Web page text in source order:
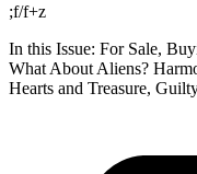
;f/f+z
In this Issue: For Sale,
What About Aliens?
Hearts and Treasure,